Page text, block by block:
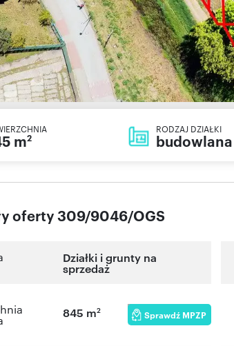
m2
RODZAJ DZIAŁKI
budowlana
oferty 309/9046/OGS
Działki i grunty na
sprzedaż
845 m2 Sprawdź MPZP